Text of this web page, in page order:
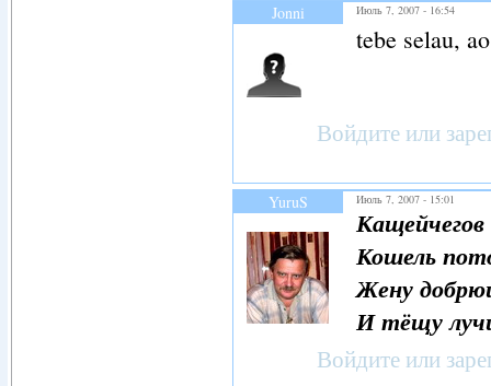
Jonni Июль 7, 2007 - 16:54
tebe selau,
Войдите или
YuruS Июль 7, 2007 - 15:01
Кошель
Жену
И тёщу
Войдите или